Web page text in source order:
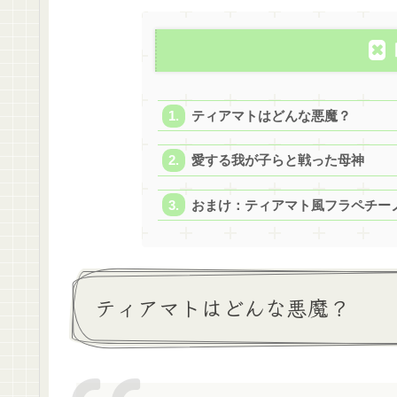
ティアマトはどんな悪魔？
愛する我が子らと戦った母神
おまけ：ティアマト風フラペチー
ティアマトはどんな悪魔？